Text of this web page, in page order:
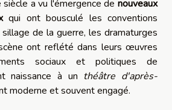
a vu l'émergence de nouveaux
qui ont bousculé les conventions
de la guerre, les dramaturges
ont reflété dans leurs œuvres
sociaux et politiques de
naissance à un théâtre d'après-
moderne et souvent engagé.